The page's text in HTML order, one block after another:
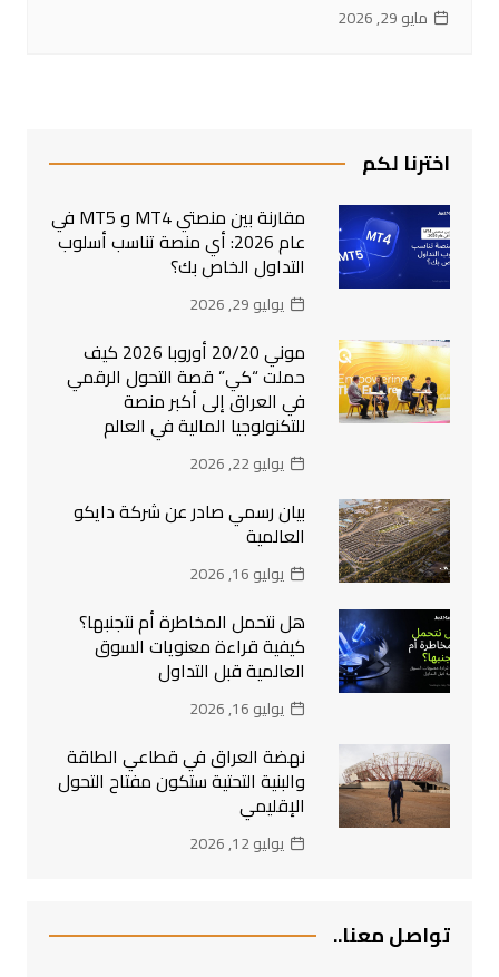
مايو 29, 2026
اخترنا لكم
مقارنة بين منصتي MT4 و MT5 في
عام 2026: أي منصة تناسب أسلوب
التداول الخاص بك؟
يوليو 29, 2026
موني 20/20 أوروبا 2026 كيف
حملت “كي” قصة التحول الرقمي
في العراق إلى أكبر منصة
للتكنولوجيا المالية في العالم
يوليو 22, 2026
بيان رسمي صادر عن شركة دايكو
العالمية
يوليو 16, 2026
هل نتحمل المخاطرة أم نتجنبها؟
كيفية قراءة معنويات السوق
العالمية قبل التداول
يوليو 16, 2026
نهضة العراق في قطاعي الطاقة
والبنية التحتية ستكون مفتاح التحول
الإقليمي
يوليو 12, 2026
تواصل معنا..